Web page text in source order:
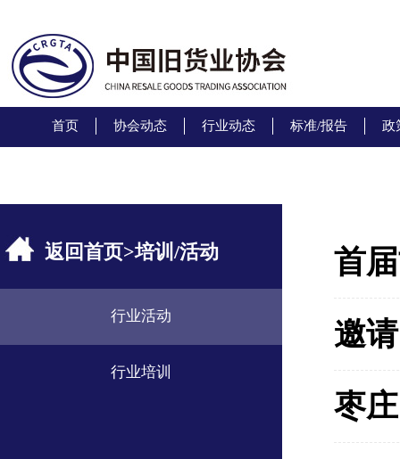
首页 协会动态 行业动态 标准/报告 政
返回首页>培训/活动
行业活动
行业培训
首
邀
枣